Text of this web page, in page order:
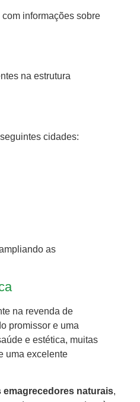
informações sobre
na estrutura
cidades:
as
na revenda de
promissor e uma
e estética, muitas
uma excelente
emagrecedores naturais,